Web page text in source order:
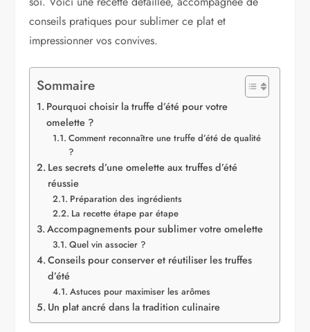
conseils pratiques pour sublimer ce plat et
impressionner vos convives.
Sommaire
Pourquoi choisir la truffe d’été pour votre
omelette ?
Comment reconnaître une truffe d’été de qualité
?
Les secrets d’une omelette aux truffes d’été
réussie
Préparation des ingrédients
La recette étape par étape
Accompagnements pour sublimer votre omelette
Quel vin associer ?
Conseils pour conserver et réutiliser les truffes
d’été
Astuces pour maximiser les arômes
Un plat ancré dans la tradition culinaire